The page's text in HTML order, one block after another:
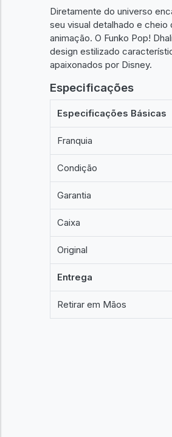
Diretamente do universo
seu visual detalhado e
animação. O Funko Pop!
design estilizado
apaixonados por Disney.
Especificações
Especificações Básicas
Franquia
Condição
Garantia
Caixa
Original
Entrega
Retirar em Mãos